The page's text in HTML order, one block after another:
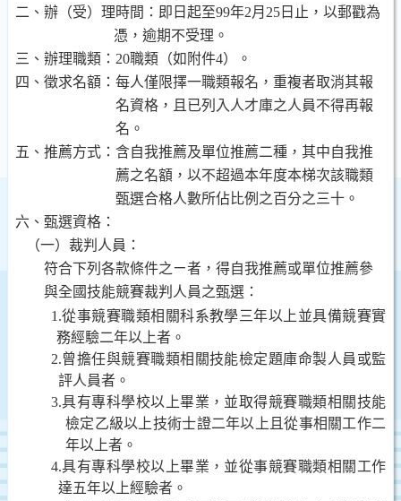
二、辦（受）理時間：即日起至99年2月 25 日止，以郵戳為
憑，逾期不受理。
三、辦理職類： 20職類（如附件4）。
四、徵求名額：每人僅限擇一職類報名，重複者取消其報
名資格，且已列入人才庫之人員不得再報
名。
五、推薦方式：含自我推薦及單位推薦二種，其中自我推
薦之名額，以不超過本年度本梯次該職類
甄選合格人數所佔比例之百分之三十 。
六、甄選資格：
（一） 裁判人員：
符合下列各款條件之ㄧ者，得自我推薦或單位推薦參
與全國技能競賽裁判人員之甄選：
1.從事競賽職類相關科系教學三年以上並具備競賽實
務經驗二年以上者。
2.曾擔任與競賽職類相關技能檢定題庫命製人員或監
評人員者。
3.具有專科學校以上畢業，並取得競賽職類相關技能
檢定乙級以上技術士證二年以上且從事相關工作二
年以上者。
4.具有專科學校以上畢業，並從事競賽職類相關工作
達五年以上經驗者。